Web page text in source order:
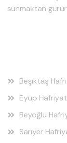
sunmaktan
Beşiktaş
Eyüp Hafriyat
Beyoğlu
Sarıyer